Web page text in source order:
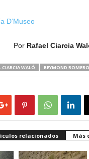
D’Museo
Por Rafael Ciarcia
CIARCIA WALÓ REYMOND ROMERO
relacionados Más